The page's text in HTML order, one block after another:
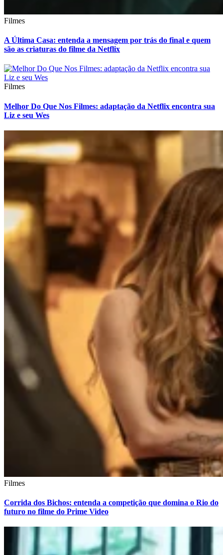
Filmes
A Última Casa: entenda a mensagem por trás do final e quem
são as criaturas do filme da Netflix
Filmes
Melhor Do Que Nos Filmes: adaptação da Netflix encontra sua
Liz e seu Wes
Filmes
Corrida dos Bichos: entenda a competição que domina o Rio do
futuro no filme do Prime Video